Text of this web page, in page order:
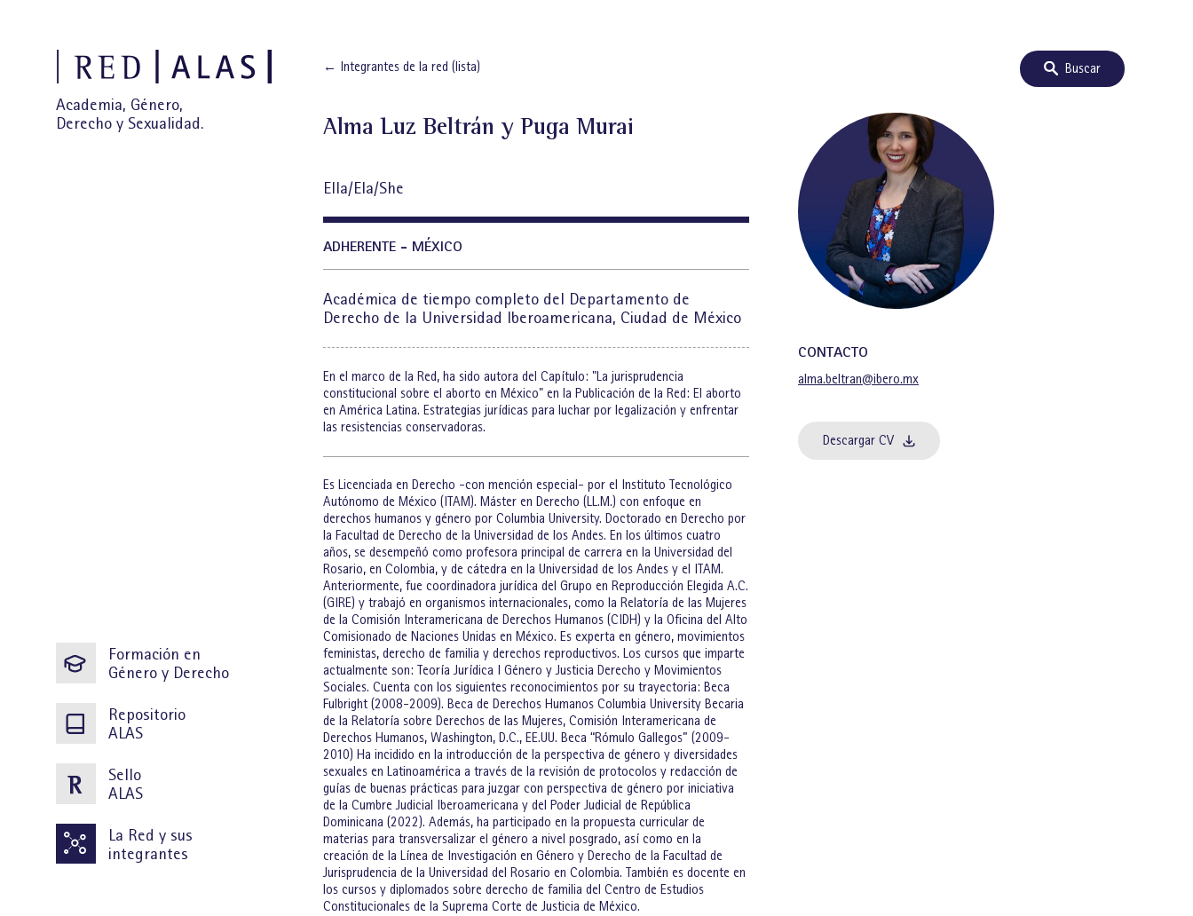
Academia, Género,
Derecho y Sexualidad.
Formación en
Género y Derecho
Repositorio
ALAS
Sello
ALAS
La Red y sus
integrantes
← Integrantes de la red (lista)
Alma Luz Beltrán y Puga Murai
Ella/Ela/She
ADHERENTE - MÉXICO
Académica de tiempo completo del Departamento de
Derecho de la Universidad Iberoamericana, Ciudad de México
En el marco de la Red, ha sido autora del Capítulo: "La jurisprudencia
constitucional sobre el aborto en México" en la Publicación de la Red: El aborto
en América Latina. Estrategias jurídicas para luchar por legalización y enfrentar
las resistencias conservadoras.
Es Licenciada en Derecho -con mención especial- por el Instituto Tecnológico
Autónomo de México (ITAM). Máster en Derecho (LL.M.) con enfoque en
derechos humanos y género por Columbia University. Doctorado en Derecho por
la Facultad de Derecho de la Universidad de los Andes. En los últimos cuatro
años, se desempeñó como profesora principal de carrera en la Universidad del
Rosario, en Colombia, y de cátedra en la Universidad de los Andes y el ITAM.
Anteriormente, fue coordinadora jurídica del Grupo en Reproducción Elegida A.C.
(GIRE) y trabajó en organismos internacionales, como la Relatoría de las Mujeres
de la Comisión Interamericana de Derechos Humanos (CIDH) y la Oficina del Alto
Comisionado de Naciones Unidas en México. Es experta en género, movimientos
feministas, derecho de familia y derechos reproductivos. Los cursos que imparte
actualmente son: Teoría Jurídica I Género y Justicia Derecho y Movimientos
Sociales. Cuenta con los siguientes reconocimientos por su trayectoria: Beca
Fulbright (2008-2009). Beca de Derechos Humanos Columbia University Becaria
de la Relatoría sobre Derechos de las Mujeres, Comisión Interamericana de
Derechos Humanos, Washington, D.C., EE.UU. Beca “Rómulo Gallegos” (2009-
2010) Ha incidido en la introducción de la perspectiva de género y diversidades
sexuales en Latinoamérica a través de la revisión de protocolos y redacción de
guías de buenas prácticas para juzgar con perspectiva de género por iniciativa
de la Cumbre Judicial Iberoamericana y del Poder Judicial de República
Dominicana (2022). Además, ha participado en la propuesta curricular de
materias para transversalizar el género a nivel posgrado, así como en la
creación de la Línea de Investigación en Género y Derecho de la Facultad de
Jurisprudencia de la Universidad del Rosario en Colombia. También es docente en
los cursos y diplomados sobre derecho de familia del Centro de Estudios
Constitucionales de la Suprema Corte de Justicia de México.
CONTACTO
alma.beltran@ibero.mx
Descargar CV
Buscar